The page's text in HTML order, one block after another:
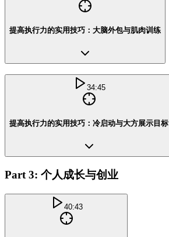
提高执行力的实用技巧：大脑外包与肌肉训练
34:45
提高执行力的实用技巧：冷启动与大方展示目标
Part 3: 个人成长与创业
40:43